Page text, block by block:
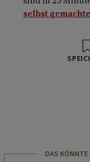
selbst
DAS KÖNNTE